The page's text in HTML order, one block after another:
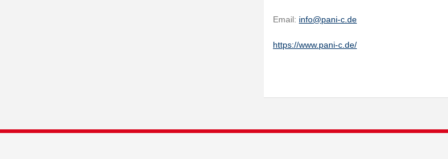
Email: info@pani-c.de
https://www.pani-c.de/